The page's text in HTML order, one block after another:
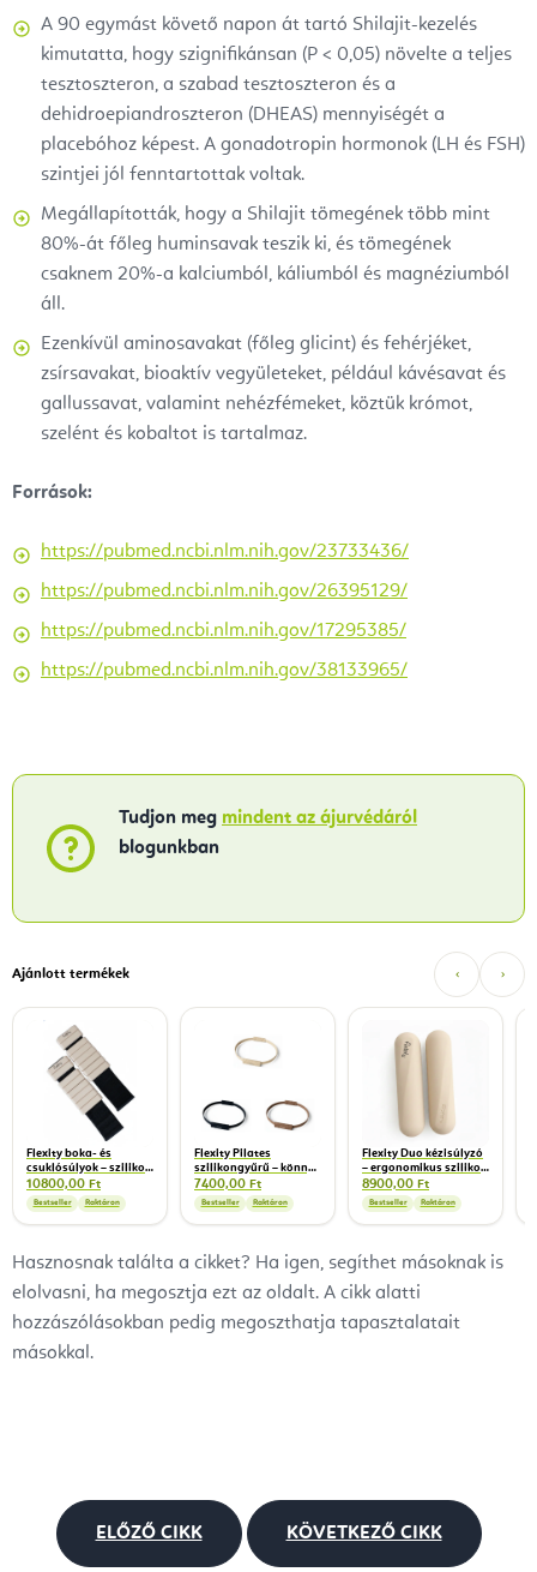
A 90 egymást követő napon át tartó Shilajit-kezelés
kimutatta, hogy szignifikánsan (P < 0,05) növelte a teljes
tesztoszteron, a szabad tesztoszteron és a
dehidroepiandroszteron (DHEAS) mennyiségét a
placebóhoz képest. A gonadotropin hormonok (LH és FSH)
szintjei jól fenntartottak voltak.
Megállapították, hogy a Shilajit tömegének több mint
80%-át főleg huminsavak teszik ki, és tömegének
csaknem 20%-a kalciumból, káliumból és magnéziumból
áll.
Ezenkívül aminosavakat (főleg glicint) és fehérjéket,
zsírsavakat, bioaktív vegyületeket, például kávésavat és
gallussavat, valamint nehézfémeket, köztük krómot,
szelént és kobaltot is tartalmaz.
Források:
https://pubmed.ncbi.nlm.nih.gov/23733436/
https://pubmed.ncbi.nlm.nih.gov/26395129/
https://pubmed.ncbi.nlm.nih.gov/17295385/
https://pubmed.ncbi.nlm.nih.gov/38133965/
Tudjon meg mindent az ájurvédáról
blogunkban
Ajánlott termékek ‹ ›
Flexity boka- és
csuklósúlyok – szilikon
csukló- és bokasúlyok,
2 kg/pár
10800,00 Ft
Bestseller Raktáron
Flexity Pilates
szilikongyűrű – könnyű
ellenállású
pilatesgyűrű, 34 cm
7400,00 Ft
Bestseller Raktáron
Flexity Duo kézisúlyzó
– ergonomikus szilikon
súlyzók pilateshez és
funkcionális edzéshez,
1,5 kg
8900,00 Ft
Bestseller Raktáron
Hasznosnak találta a cikket? Ha igen, segíthet másoknak is
elolvasni, ha megosztja ezt az oldalt. A cikk alatti
hozzászólásokban pedig megoszthatja tapasztalatait
másokkal.
ELŐZŐ CIKK KÖVETKEZŐ CIKK